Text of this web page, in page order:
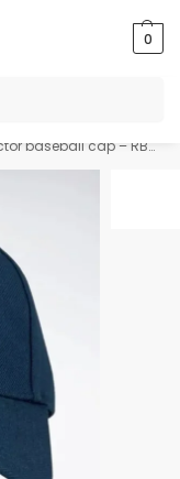
0
paiement en ligne
baseball cap – RBH1100-030